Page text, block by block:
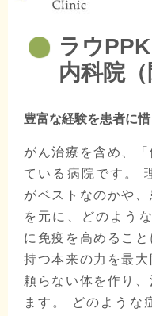
ラウ
内科院（
豊富な経験を患者に
がん治療を含め、
ている病院です。
がベストなのかや
を元に、どのよう
に免疫を高めるこ
持つ本来の力を最
頼らない体を作り
ます。 どのような